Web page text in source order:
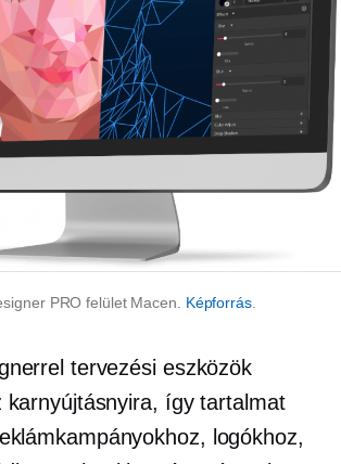
PRO felület Macen. Képforrás.
tervezési eszközök
karnyújtásnyira, így tartalmat
logókhoz,